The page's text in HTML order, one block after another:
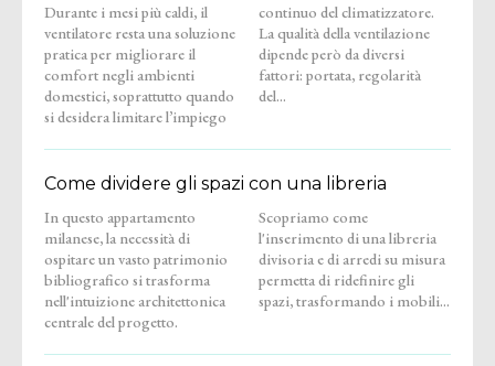
Durante i mesi più caldi, il
ventilatore resta una soluzione
pratica per migliorare il
comfort negli ambienti
domestici, soprattutto quando
si desidera limitare l’impiego
continuo del climatizzatore.
La qualità della ventilazione
dipende però da diversi
fattori: portata, regolarità
del...
Come dividere gli spazi con una libreria
In questo appartamento
milanese, la necessità di
ospitare un vasto patrimonio
bibliografico si trasforma
nell'intuizione architettonica
centrale del progetto.
Scopriamo come
l'inserimento di una libreria
divisoria e di arredi su misura
permetta di ridefinire gli
spazi, trasformando i mobili...